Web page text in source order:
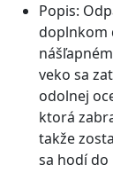
Popis:
doplnkom
veko sa
odolnej
ktorá
takže
sa hodí